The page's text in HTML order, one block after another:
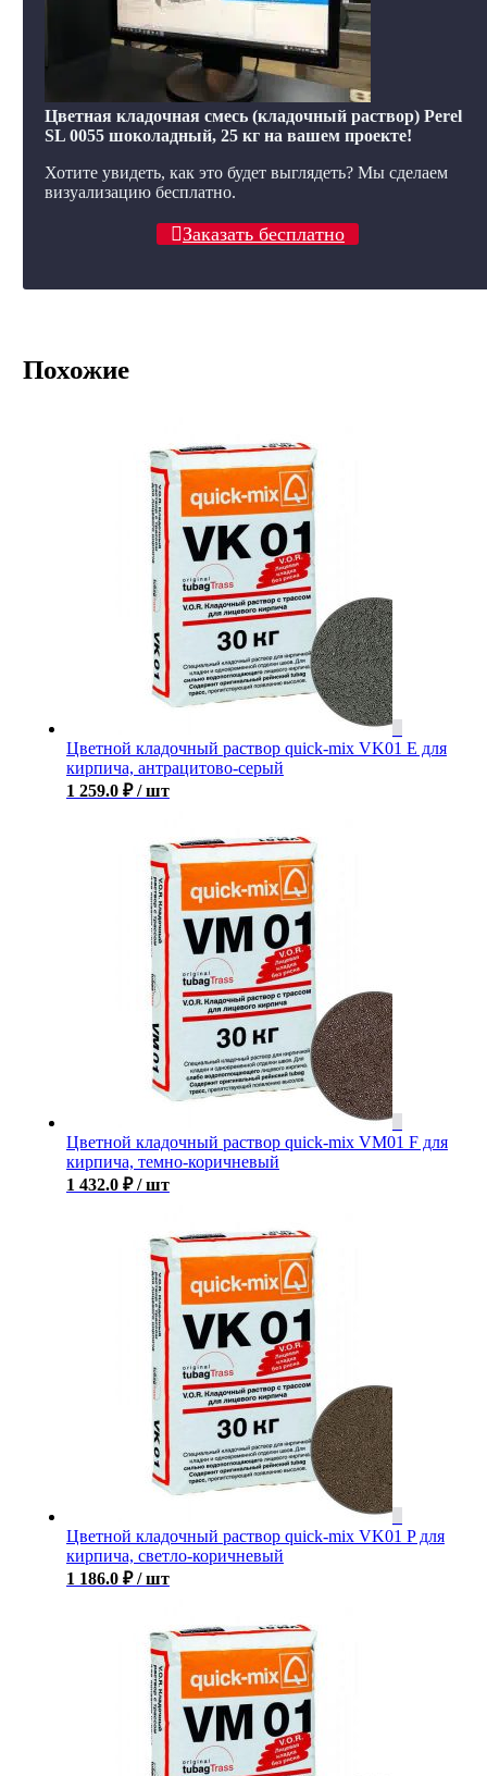
Цветная кладочная смесь (кладочный раствор) Perel
SL 0055 шоколадный, 25 кг на вашем проекте!
Хотите увидеть, как это будет выглядеть? Мы сделаем
визуализацию бесплатно.
Заказать бесплатно
Похожие
Цветной кладочный раствор quick-mix VK01 E для
кирпича, антрацитово-серый
1 259.0 ₽ / шт
Цветной кладочный раствор quick-mix VM01 F для
кирпича, темно-коричневый
1 432.0 ₽ / шт
Цветной кладочный раствор quick-mix VK01 P для
кирпича, светло-коричневый
1 186.0 ₽ / шт